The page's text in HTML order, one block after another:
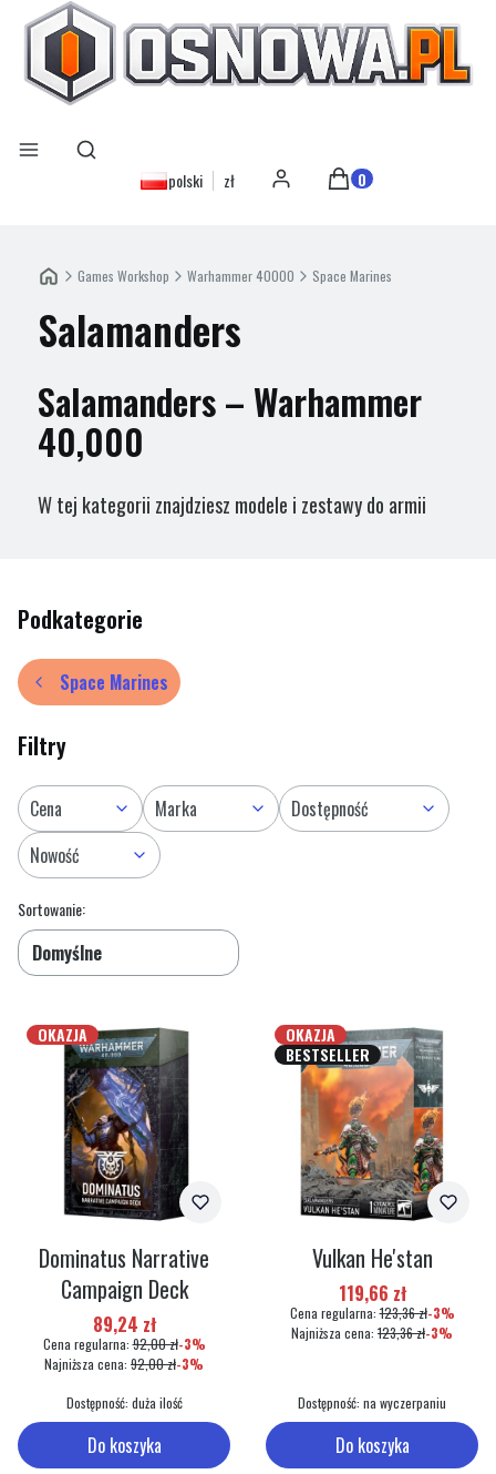
Menu Otwórz wyszukiwarkę
Szukaj
polski zł Zaloguj sięProdukty w koszyku:
Koszyk
Games Workshop Warhammer 40000 Space Marines
Salamanders
Salamanders – Warhammer
40,000
W tej kategorii znajdziesz modele i zestawy do armii
poczucia obowiązku wobec ludności Imperium.
Podkategorie
Space Marines
Filtry
Cena Marka
Dostępność
Nowość
Koniec filtrów
Lista produktów
Sortowanie:
Domyślne
OKAZJA
Do koszyka
Dominatus Narrative
Campaign Deck
Cena promocyjna
89,24 zł
Cena regularna: 92,00 zł-3%
Najniższa cena: 92,00 zł-3%
Dostępność: duża ilość
OKAZJA
BESTSELLER
Do koszyka
Vulkan He'stan
Cena promocyjna
119,66 zł
Cena regularna: 123,36 zł-3%
Najniższa cena: 123,36 zł-3%
Dostępność: na wyczerpaniu